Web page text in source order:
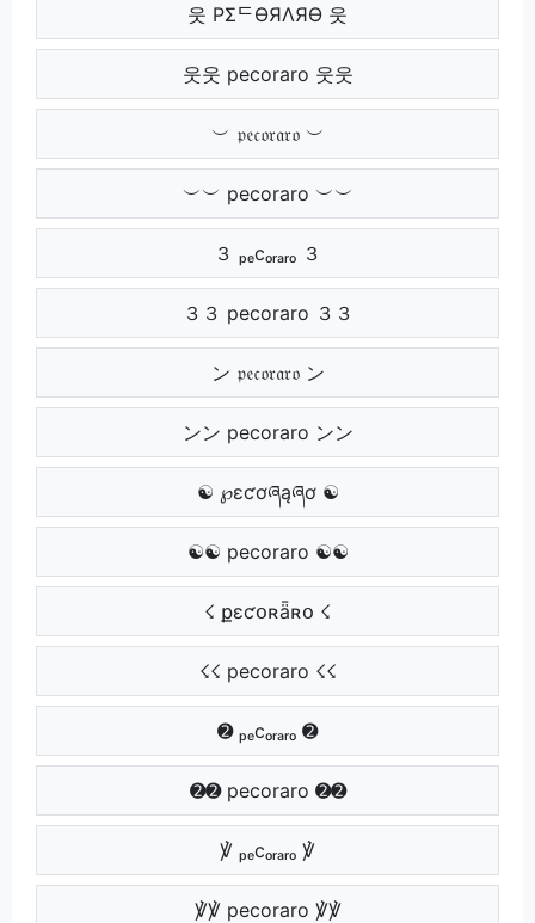
웃 PΣᄃӨЯΛЯӨ 웃
웃웃 pecoraro 웃웃
︶ 𝔭𝔢𝔠𝔬𝔯𝔞𝔯𝔬 ︶
︶︶ pecoraro ︶︶
３ ₚₑcₒᵣₐᵣₒ ３
３３ pecoraro ３３
ン 𝔭𝔢𝔠𝔬𝔯𝔞𝔯𝔬 ン
ンン pecoraro ンン
☯ ℘ɛƈơཞąཞơ ☯
☯☯ pecoraro ☯☯
☇ քɛƈօʀǟʀօ ☇
☇☇ pecoraro ☇☇
➋ ₚₑcₒᵣₐᵣₒ ➋
➋➋ pecoraro ➋➋
℣ ₚₑcₒᵣₐᵣₒ ℣
℣℣ pecoraro ℣℣